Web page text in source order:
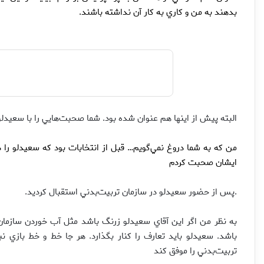
بدهند به من و كاري به كار آن نداشته باشند.
البته پيش از اينها هم عنوان شده بود. شما صحبت‌هايي را با
من كه به شما دروغ نمي‌گويم… قبل از انتخابات بود كه سعيدلو
ايشان صحبت كردم
.پس از حضور سعيدلو در سازمان تربيت‌بدني استقبال كرديد.
به نظر من اگر اين آقاي سعيدلو زرنگ باشد مثل آب خوردن سازمان
باشد. سعيدلو بايد تعارف را كنار بگذارد. هر جا خط و خط
تربيت‌بدني را موفق كند